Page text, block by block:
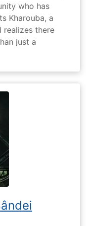
who has
Kharouba, a
realizes there
just a